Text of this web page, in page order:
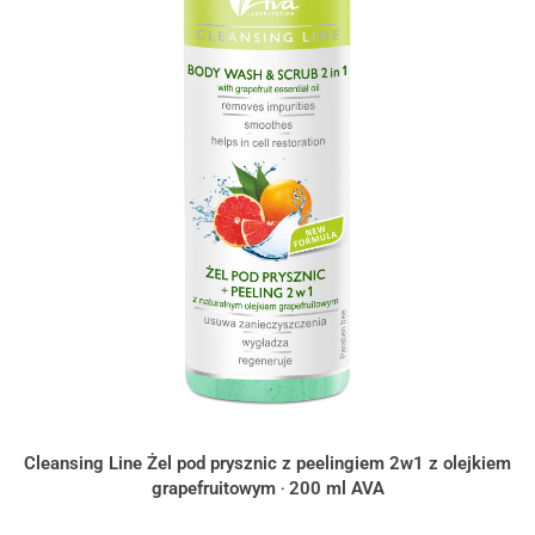
Cleansing Line Żel pod prysznic z peelingiem 2w1 z olejkiem
grapefruitowym ‧ 200 ml AVA